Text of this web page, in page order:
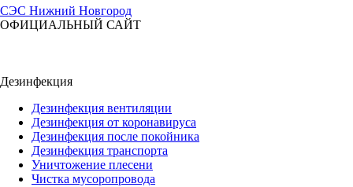
СЭС Нижний Новгород
ОФИЦИАЛЬНЫЙ САЙТ
Дезинфекция
Дезинфекция вентиляции
Дезинфекция от коронавируса
Дезинфекция после покойника
Дезинфекция транспорта
Уничтожение плесени
Чистка мусоропровода